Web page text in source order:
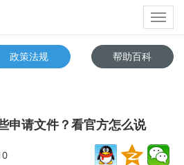
政策法规 帮助百科
申请文件？看官方怎么说